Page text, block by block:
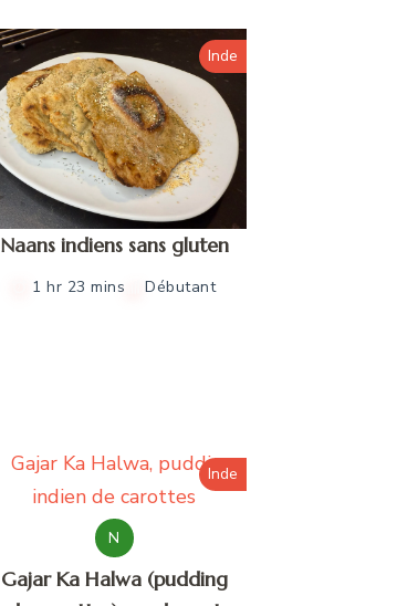
Inde
Naans indiens sans gluten
1 hr 23 mins Débutant
Inde
N
Gajar Ka Halwa (pudding